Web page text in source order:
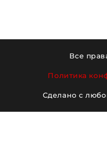
Все
Политика
Сделано с